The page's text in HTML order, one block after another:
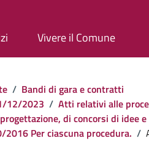
Vivere il Comune
/ Bandi di gara e contratti
12/2023 / Atti relativi alle
di concorsi di
Per ciascuna procedura. /